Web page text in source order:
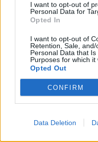
I want to opt-out of
Personal Data for
Opted In
I want to opt-out of
Retention, Sale,
Personal Data that
Purposes for which it
Opted Out
CONFIRM
Data Deletion
suruoštą šaldiklį –
šeimoje ruduo (o
visiems metų
vištienos sultinio.
Kartą per savaitę
atrinktų 12
tampa daugybės